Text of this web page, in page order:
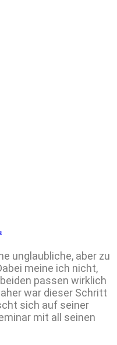
unglaubliche, aber zu
meine ich nicht,
passen wirklich
war dieser Schritt
sich auf seiner
mit all seinen